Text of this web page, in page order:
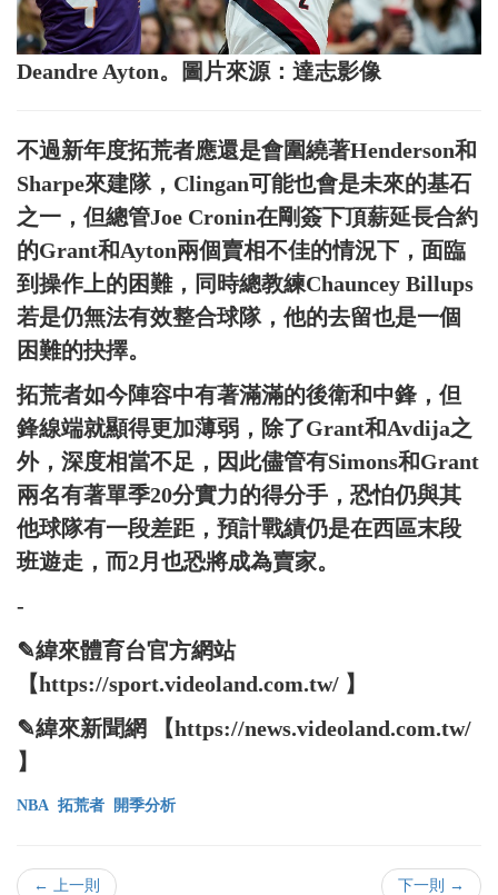
Deandre Ayton。圖片來源：達志影像
不過新年度拓荒者應還是會圍繞著Henderson和
Sharpe來建隊，Clingan可能也會是未來的基石
之一，但總管Joe Cronin在剛簽下頂薪延長合約
的Grant和Ayton兩個賣相不佳的情況下，面臨
到操作上的困難，同時總教練Chauncey Billups
若是仍無法有效整合球隊，他的去留也是一個
困難的抉擇。
拓荒者如今陣容中有著滿滿的後衛和中鋒，但
鋒線端就顯得更加薄弱，除了Grant和Avdija之
外，深度相當不足，因此儘管有Simons和Grant
兩名有著單季20分實力的得分手，恐怕仍與其
他球隊有一段差距，預計戰績仍是在西區末段
班遊走，而2月也恐將成為賣家。
-
✎緯來體育台官方網站
【https://sport.videoland.com.tw/ 】
✎緯來新聞網 【https://news.videoland.com.tw/
】
NBA 拓荒者 開季分析
← 上一則 下一則 →